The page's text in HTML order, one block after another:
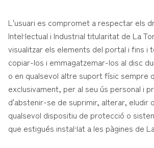
L'usuari es compromet a respectar els
Intel·lectual i Industrial titularitat de La
visualitzar els elements del portal i fins i
copiar-los i emmagatzemar-los al disc
o en qualsevol altre suport físic sempre
exclusivament, per al seu ús personal i
d'abstenir-se de suprimir, alterar, eludir
qualsevol dispositiu de protecció o
que estigués instal·lat a les pàgines de